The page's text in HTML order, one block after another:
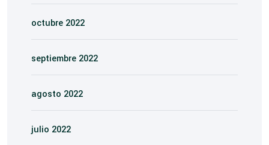
octubre 2022
septiembre 2022
agosto 2022
julio 2022